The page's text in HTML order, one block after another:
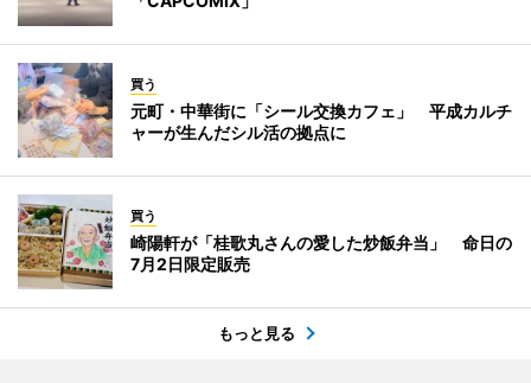
買う
元町・中華街に「シール交換カフェ」 平成カルチ
ャーが生んだシル活の拠点に
買う
崎陽軒が「桂歌丸さんの愛した炒飯弁当」 命日の
7月2日限定販売
もっと見る